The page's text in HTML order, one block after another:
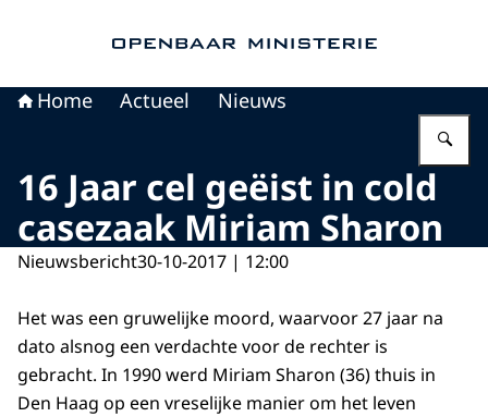
Home Actueel Nieuws
16 Jaar cel geëist in cold
casezaak Miriam Sharon
Nieuwsbericht30-10-2017 | 12:00
Het was een gruwelijke moord, waarvoor 27 jaar na
dato alsnog een verdachte voor de rechter is
gebracht. In 1990 werd Miriam Sharon (36) thuis in
Den Haag op een vreselijke manier om het leven